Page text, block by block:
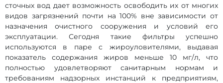
сточных вод дает возможность освободить их от многих
видов загрязнений почти на 100% вне зависимости от
назначения очистного сооружения и условий его
эксплуатации. Сегодня такие фильтры успешно
используются в паре с жироуловителями, выдавая
показатель содержания жиров меньше 10 мг/л, что
полностью удовлетворяют санитарным нормам и
требованиям надзорных инстанций к предприятиям,